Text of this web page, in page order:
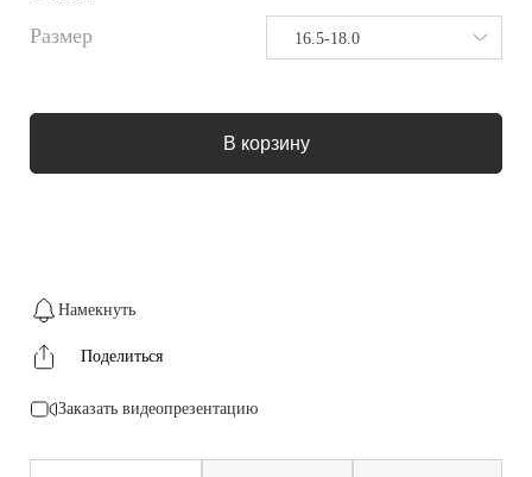
Размер 16.5-18.0
В корзину
Намекнуть
Поделиться
Заказать видеопрезентацию